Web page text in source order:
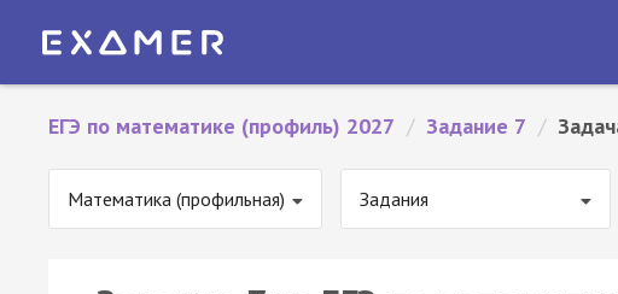
ЕГЭ по математике (профиль) 2027 / Задание 7 /
Математика (профильная) Задания